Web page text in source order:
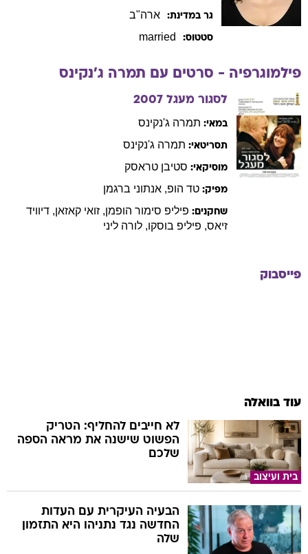
גר במדינת: ארה"ב
סטטוס: married
פילמוגרפיה - סרטים עם תמרה ג'נקינס
לסגור מעגל 2007
במאי: תמרה ג'נקינס
תסריטאי: תמרה ג'נקינס
מוסיקאי: סטיבן טראסק
מפיק: טד הופ, אנתוני ברגמן
שחקנים: פיליפ סימור הופמן, זואי קאזאן, דיוויד
זיאס, פיליפ בוסקו, לורה ליני
פייסבוק
עוד בוואלה
בית ועיצוב
לא חייבים להחליף: הטריק
הפשוט שישנה את מראה הספה
שלכם
הבעיה העיקרית עם העדות
החדשה נגד נתניהו היא התזמון
שלה